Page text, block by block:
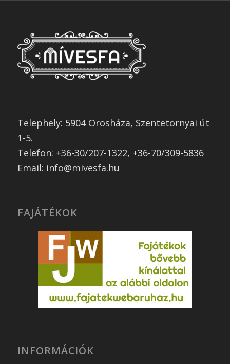
Telephely: 5904 Orosháza, Szentetornyai út
1-5.
Telefon: +36-30/207-1322, +36-70/309-5836
Email: info@mivesfa.hu
FAJÁTÉKOK
INFORMÁCIÓK